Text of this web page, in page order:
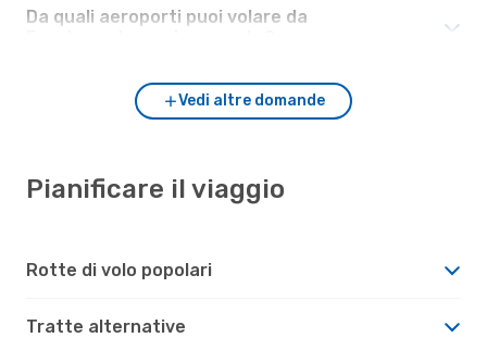
Da quali aeroporti puoi volare da
Vedi altre domande
Pianificare il viaggio
Rotte di volo popolari
Tratte alternative